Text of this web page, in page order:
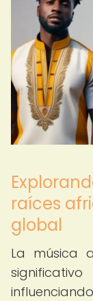
raíces
global
La música